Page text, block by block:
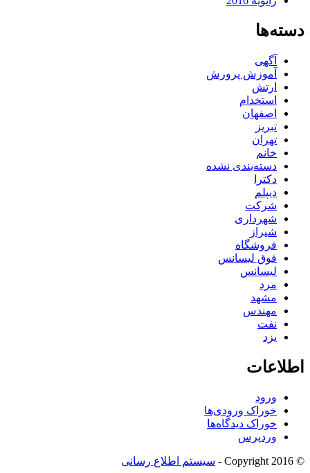
دسته‌ها
آگهی
آموزش پرورش
ارتش
استخدام
اصفهان
تبریز
تهران
خانم
دسته‌بندی نشده
دکترا
دیپلم
شرکت
شهرداری
شیراز
فروشگاه
فوق لیسانس
لیسانس
مرد
مشهد
مهندس
نفت
یزد
اطلاعات
ورود
خوراک ورودی‌ها
خوراک دیدگاه‌ها
وردپرس
© Copyright 2016 - سیستم اطلاع رسانی